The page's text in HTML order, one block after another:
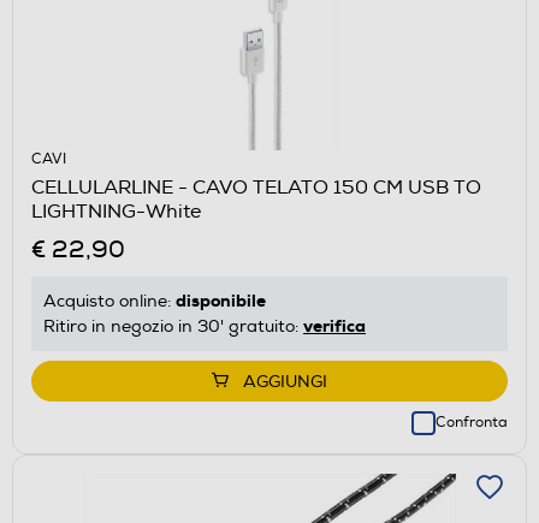
CAVI
CELLULARLINE - CAVO TELATO 150 CM USB TO
LIGHTNING-White
€ 22,90
Acquisto online: disponibile
Ritiro in negozio in 30' gratuito: verifica
AGGIUNGI
Confronta